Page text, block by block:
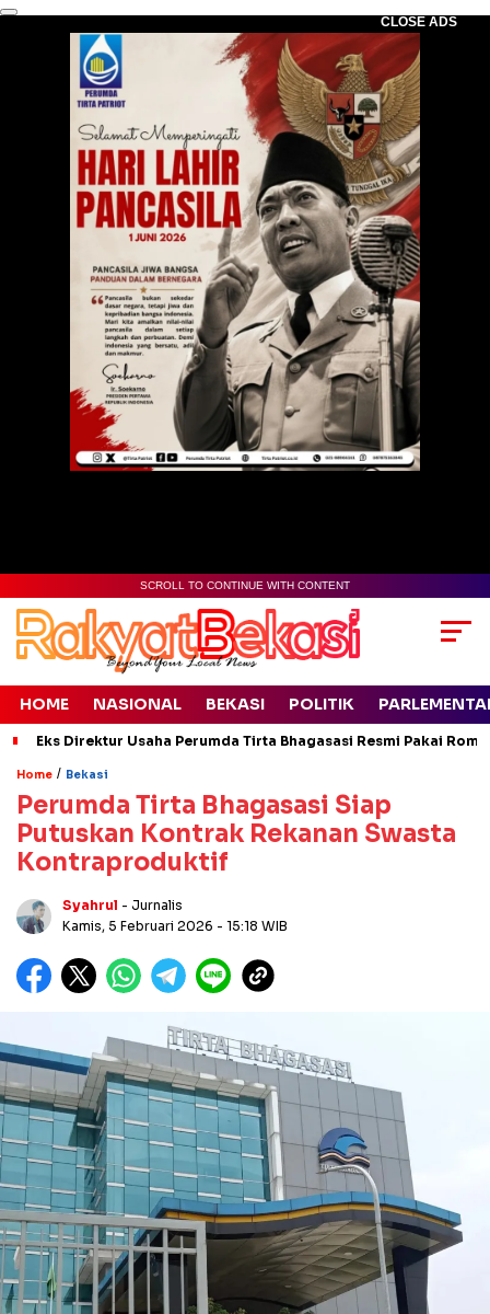
CLOSE ADS
SCROLL TO CONTINUE WITH CONTENT
HOME NASIONAL BEKASI POLITIK
Eks Direktur Usaha Perumda Tirta Bhagasasi Resmi Pakai
Home / Bekasi
Perumda Tirta Bhagasasi Siap
Putuskan Kontrak Rekanan Swasta
Kontraproduktif
Syahrul - Jurnalis
Kamis, 5 Februari 2026 - 15:18 WIB